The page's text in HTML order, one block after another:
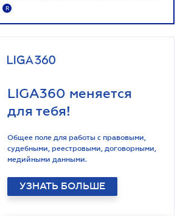
R
LIGA360 меняется
для тебя!
Общее поле для работы с правовыми,
судебными, реестровыми, договорными,
медийными данными.
УЗНАТЬ БОЛЬШЕ